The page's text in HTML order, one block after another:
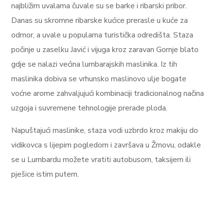
najbližim uvalama čuvale su se barke i ribarski pribor.
Danas su skromne ribarske kućice prerasle u kuće za
odmor, a uvale u popularna turistička odredišta. Staza
počinje u zaselku Javić i vijuga kroz zaravan Gornje blato
gdje se nalazi većina lumbarajskih maslinika. Iz tih
maslinika dobiva se vrhunsko maslinovo ulje bogate
voćne arome zahvaljujući kombinaciji tradicionalnog načina
uzgoja i suvremene tehnologije prerade ploda.
Napuštajući maslinike, staza vodi uzbrdo kroz makiju do
vidikovca s lijepim pogledom i završava u Žrnovu, odakle
se u Lumbardu možete vratiti autobusom, taksijem ili
pješice istim putem.